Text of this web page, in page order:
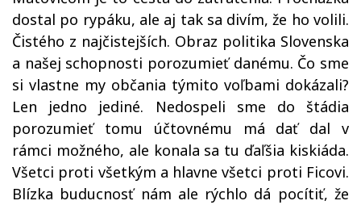
dostal po rypáku, ale aj tak sa divím, že ho volili.
Čistého z najčistejších. Obraz politika Slovenska
a našej schopnosti porozumieť danému. Čo sme
si vlastne my občania týmito voľbami dokázali?
Len jedno jediné. Nedospeli sme do štádia
porozumieť tomu účtovnému má dať dal v
rámci možného, ale konala sa tu ďaľšia kiskiáda.
Všetci proti všetkým a hlavne všetci proti Ficovi.
Blízka buducnosť nám ale rýchlo dá pocítiť, že